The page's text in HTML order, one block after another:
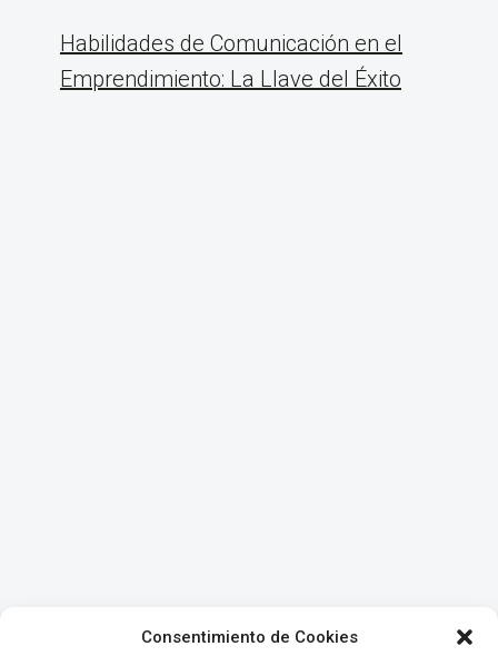
Consentimiento de Cookies
Habilidades de Comunicación en el
Emprendimiento: La Llave del Éxito